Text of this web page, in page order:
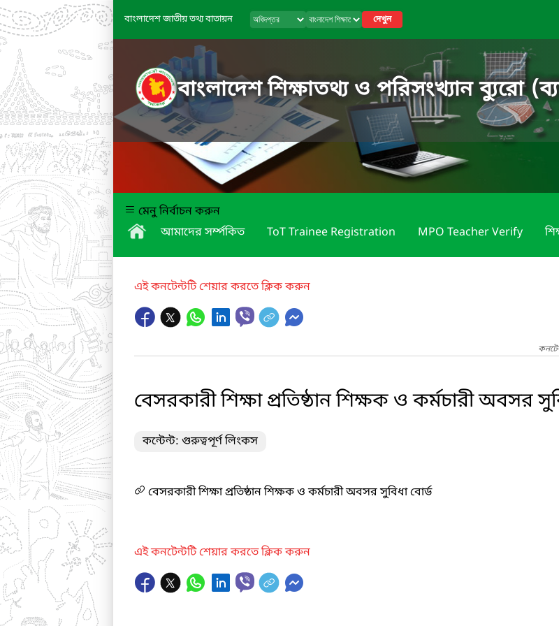
বাংলাদেশ জাতীয় তথ্য বাতায়ন দেখুন
বাংলাদেশ শিক্ষাতথ্য ও পরিসংখ্যান ব্যুরো
মেনু নির্বাচন করুন
আমাদের সর্ম্পকিত
ToT Trainee Registration MPO Teacher Verify
এই কনটেন্টটি শেয়ার করতে ক্লিক করুন
বেসরকারী শিক্ষা প্রতিষ্ঠান শিক্ষক ও কর্মচারী অবসর
কন্টেন্ট: গুরুত্বপূর্ণ লিংকস
বেসরকারী শিক্ষা প্রতিষ্ঠান শিক্ষক ও কর্মচারী অবসর সুবিধা বোর্ড
এই কনটেন্টটি শেয়ার করতে ক্লিক করুন